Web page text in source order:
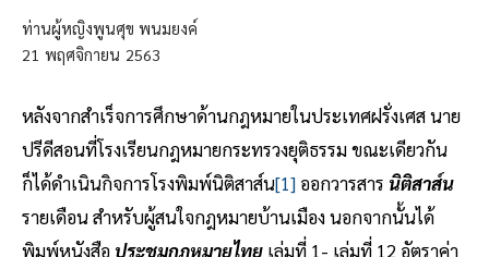
ท่านผู้หญิงพูนศุข พนมยงค์
21 พฤศจิกายน 2563
หลังจากสำเร็จการศึกษาด้านกฎหมายในประเทศฝรั่งเศส นาย
ปรีดีสอนที่โรงเรียนกฎหมายกระทรวงยุติธรรม ขณะเดียวกัน
ก็ได้ดำเนินกิจการโรงพิมพ์นิติสาส์น[1] ออกวารสาร นิติสาส์น
รายเดือน สำหรับผู้สนใจกฎหมายบ้านเมือง นอกจากนั้นได้
พิมพ์หนังสือ ประชุมกฎหมายไทย เล่มที่ 1- เล่มที่ 12 อัตราค่า